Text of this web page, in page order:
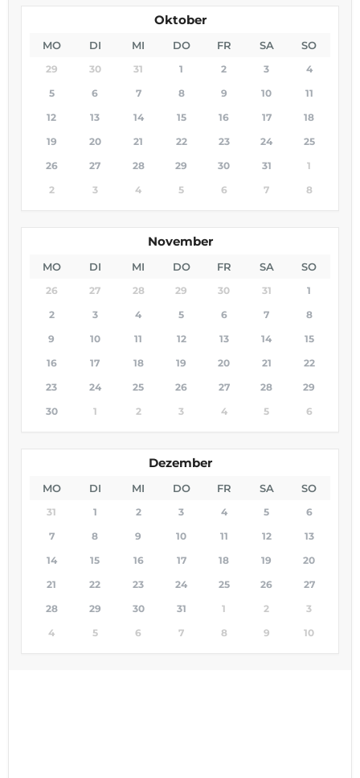
Oktober
MO DI MI DO FR SA SO
29 30 31 1 2 3
4
5
6 7 8 9 10
11
12
13 14 15 16 17
18
19
20 21 22 23 24
25
26
27 28 29 30 31
1
2
3 4 5 6 7 8
November
MO DI MI DO FR SA SO
26 27 28 29 30 31
1
2
3 4 5 6 7
8
9
10 11 12 13 14
15
16
17 18 19 20 21
22
23
24 25 26 27 28
29
30
1 2 3 4 5 6
Dezember
MO DI MI DO FR SA SO
31 1 2 3 4 5
6
7
8 9 10 11 12
13
14
15 16 17 18 19
20
21
22 23 24 25 26
27
28
29 30 31 1 2
3
4
5 6 7 8 9 10